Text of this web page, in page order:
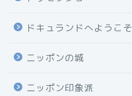
ドキュランドへようこそ
ニッポンの城
ニッポン印象派